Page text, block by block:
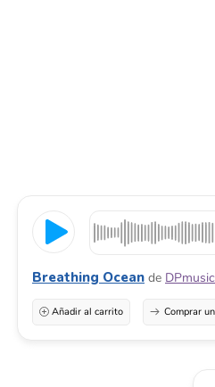
Breathing Ocean de DPmusic
Añadir al carrito Comprar